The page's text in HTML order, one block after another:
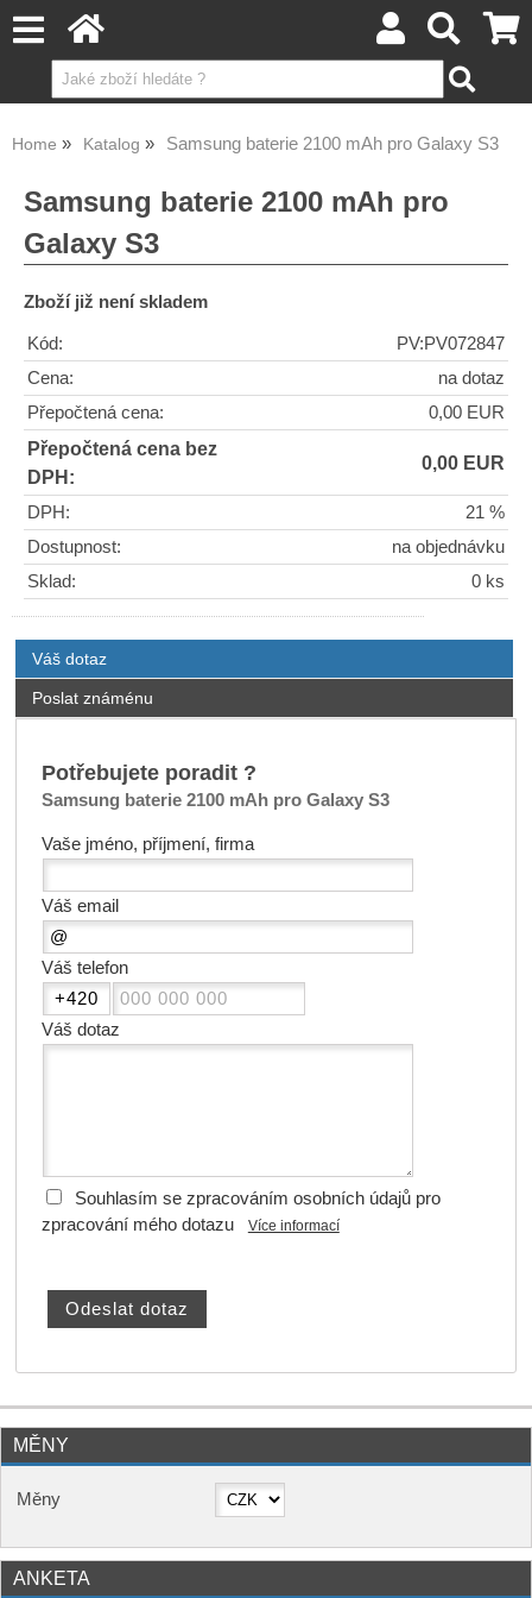
Home Katalog Samsung baterie 2100 mAh pro Galaxy S3
Samsung baterie 2100 mAh pro
Galaxy S3
Zboží již není skladem
Kód:
PV:PV072847
Cena:
na dotaz
Přepočtená cena:
0,00 EUR
Přepočtená cena bez
DPH:
0,00 EUR
DPH:
21 %
Dostupnost:
na objednávku
Sklad:
0 ks
Váš dotaz
Poslat známénu
Potřebujete poradit ?
Samsung baterie 2100 mAh pro Galaxy S3
Vaše jméno, příjmení, firma
Váš email
Váš telefon
Váš dotaz
Souhlasím se zpracováním osobních údajů pro
zpracování mého dotazu
Více informací
MĚNY
Měny
ANKETA